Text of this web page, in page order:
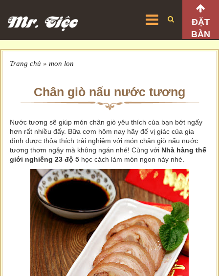
ĐẶT
BÀN
Trang chủ » mon lon
Chân giò nấu nước tương
Nước tương sẽ giúp món chân giò yêu thích của bạn bớt ngấy
hơn rất nhiều đấy. Bữa cơm hôm nay hãy để vị giác của gia
đình được thỏa thích trải nghiệm với món chân giò nấu nước
tương thơm ngậy mà không ngán nhé! Cùng với Nhà hàng thế
giới nghiêng 23 độ 5 học cách làm món ngon này nhé.